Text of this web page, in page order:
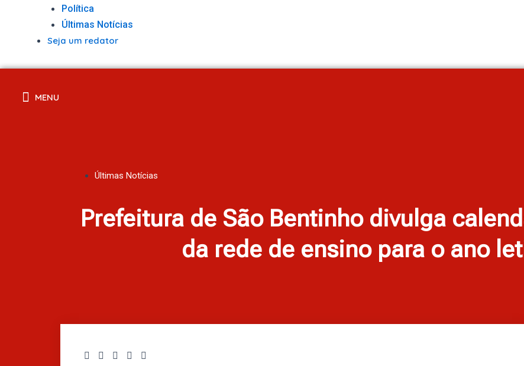
Política
Últimas Notícias
Seja um redator
MENU
Últimas Notícias
Prefeitura de São Bentinho divulga
da rede de ensino para o ano